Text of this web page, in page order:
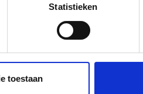
en stel uw voorkeuren in het
gebruik van onze site met
combineren met andere
Statistieken
toestaan